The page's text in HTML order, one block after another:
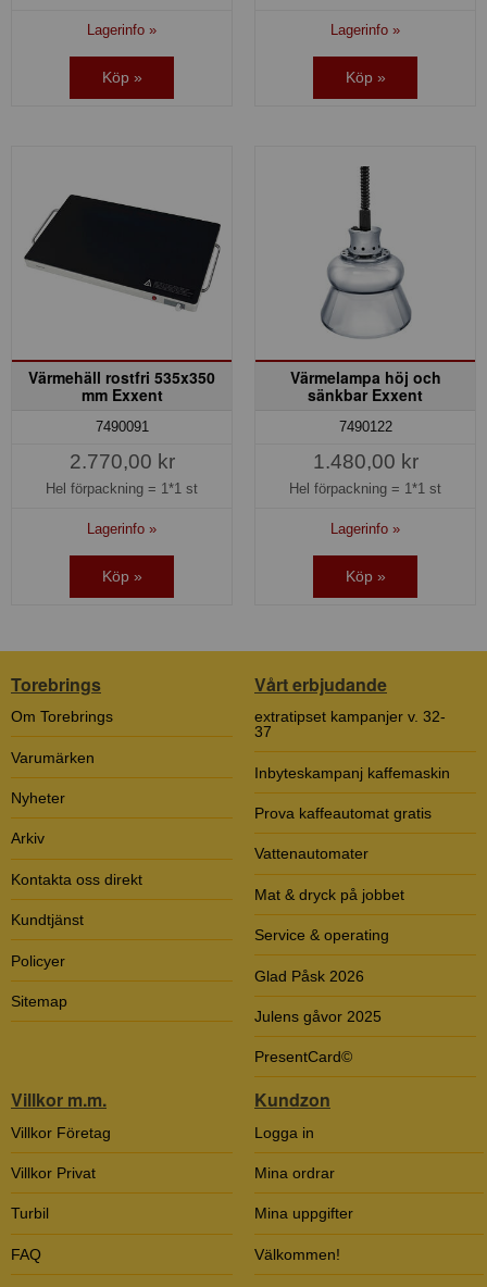
Lagerinfo »
Köp »
Lagerinfo »
Köp »
Värmehäll rostfri 535x350
mm Exxent
7490091
2.770,00 kr
Hel förpackning = 1*1 st
Lagerinfo »
Köp »
Värmelampa höj och
sänkbar Exxent
7490122
1.480,00 kr
Hel förpackning = 1*1 st
Lagerinfo »
Köp »
Torebrings
Om Torebrings
Varumärken
Nyheter
Arkiv
Kontakta oss direkt
Kundtjänst
Policyer
Sitemap
Vårt erbjudande
extratipset kampanjer v. 32-
37
Inbyteskampanj kaffemaskin
Prova kaffeautomat gratis
Vattenautomater
Mat & dryck på jobbet
Service & operating
Glad Påsk 2026
Julens gåvor 2025
PresentCard©
Villkor m.m.
Villkor Företag
Villkor Privat
Turbil
FAQ
Kundzon
Logga in
Mina ordrar
Mina uppgifter
Välkommen!